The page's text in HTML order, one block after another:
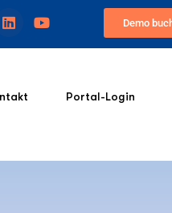
Demo
Portal-Login